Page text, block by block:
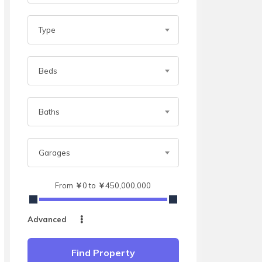
Type
Beds
Baths
Garages
From ￥0 to ￥450,000,000
Advanced
Find Property